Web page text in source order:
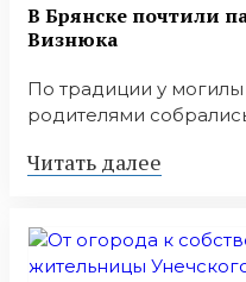
В Брянске почтили
Визнюка
По традиции у могилы
родителями
Читать далее